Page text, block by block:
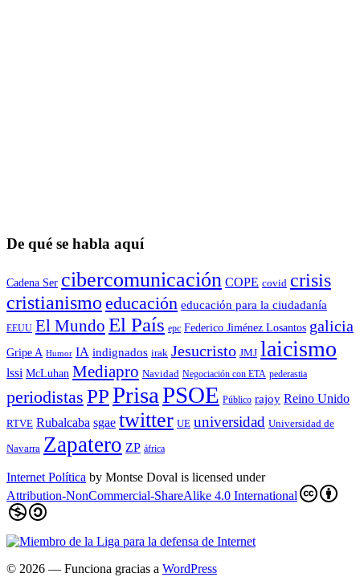
De qué se habla aquí
Cadena Ser cibercomunicación COPE covid crisis
cristianismo educación educación para la ciudadaní­a
EEUU El Mundo El País epc Federico Jiménez Losantos galicia
Gripe A Humor IA indignados irak Jesucristo JMJ laicismo
lssi McLuhan Mediapro Navidad Negociación con ETA pederastia
periodistas PPPrisaPSOE Público rajoy Reino Unido
RTVE Rubalcaba sgae twitter UE universidad Universidad de
Navarra Zapatero ZP áfrica
Internet Política by Montse Doval is licensed under
Attribution-NonCommercial-ShareAlike 4.0 International
© 2026 — Funciona gracias a WordPress